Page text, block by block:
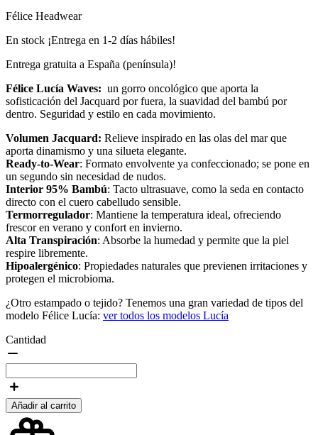
Félice Headwear
En stock ¡Entrega en 1-2 días hábiles!
Entrega gratuita a España (península)!
Félice Lucía Waves: un gorro oncológico que aporta la
sofisticación del Jacquard por fuera, la suavidad del bambú por
dentro. Seguridad y estilo en cada movimiento.
Volumen Jacquard: Relieve inspirado en las olas del mar que
aporta dinamismo y una silueta elegante.
Ready-to-Wear: Formato envolvente ya confeccionado; se pone en
un segundo sin necesidad de nudos.
Interior 95% Bambú: Tacto ultrasuave, como la seda en contacto
directo con el cuero cabelludo sensible.
Termorregulador: Mantiene la temperatura ideal, ofreciendo
frescor en verano y confort en invierno.
Alta Transpiración: Absorbe la humedad y permite que la piel
respire libremente.
Hipoalergénico: Propiedades naturales que previenen irritaciones y
protegen el microbioma.
¿Otro estampado o tejido? Tenemos una gran variedad de tipos del
modelo Félice Lucía: ver todos los modelos Lucía
Cantidad
Añadir al carrito